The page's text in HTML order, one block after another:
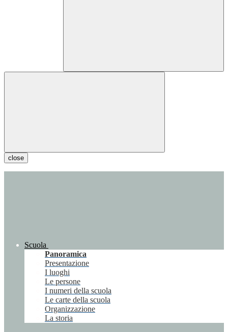
close
Scuola
Panoramica
Presentazione
I luoghi
Le persone
I numeri della scuola
Le carte della scuola
Organizzazione
La storia